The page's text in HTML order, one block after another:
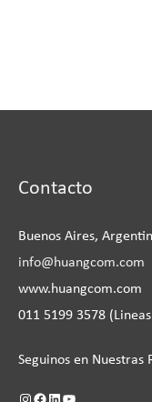
Contacto
Buenos Aires,
info@huangcom.com
www.huangcom.com
011 5199 3578
Seguinos en Nuestras